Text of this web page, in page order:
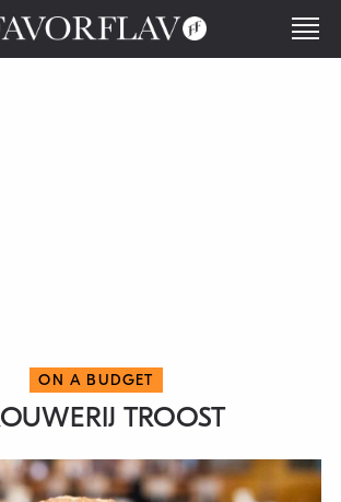
ON A BUDGET
TROOST